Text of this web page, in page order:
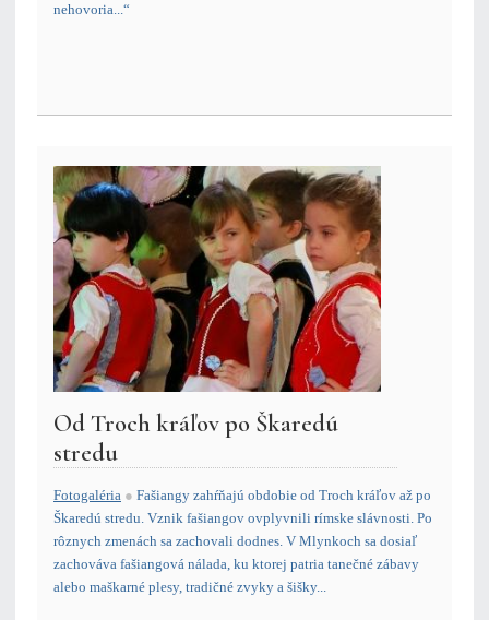
nehovoria...“
Od Troch kráľov po Škaredú
stredu
Fotogaléria ● Fašiangy zahŕňajú obdobie od Troch kráľov až po
Škaredú stredu. Vznik fašiangov ovplyvnili rímske slávnosti. Po
rôznych zmenách sa zachovali dodnes. V Mlynkoch sa dosiaľ
zachováva fašiangová nálada, ku ktorej patria tanečné zábavy
alebo maškarné plesy, tradičné zvyky a šišky...